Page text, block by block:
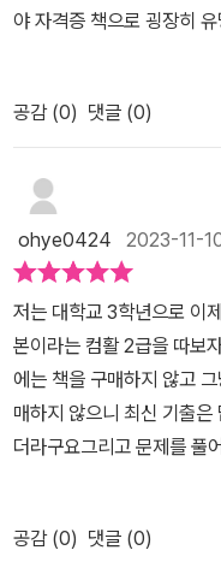
야 자격증 책으로 굉장히
위해 리뷰를 쓰는 까닭도
를 소개한다.1. <2024년 시
이 없어서 몰랐는데 2024
피스 2016 버전에서
을 100% 반영했다.2. <관
우>를 바탕으로 한 <최신
는 문제가 이젠 시험에 나
3. 확실한 실전대비를 위해
제로 구성되어 있다.: 아무
없거나, 문제가 너무 쉬우
절히 난이도를 섞어 확실하
시나공 홈페이지에 최신
에 없도록 핵심 요약집,
확인할 수 있다. 이 모든 게
공감 (0) 댓글 (0)
ohye0424 2023-11-
저는 대학교 3학년으로 이
본이라는 컴활 2급을 따보
에는 책을 구매하지 않고
매하지 않으니 최신 기출
더라구요그리고 문제를 풀
머리에 남는게 하나도 없
나공 컴퓨터활용능력 2급
공감 (0) 댓글 (0)